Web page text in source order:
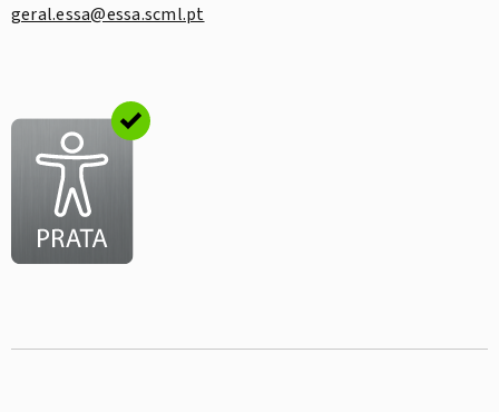
geral.essa@essa.scml.pt